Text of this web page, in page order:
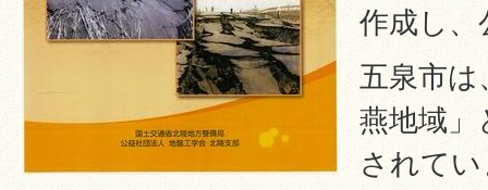
作成し、
五泉市は
燕地域」
されて